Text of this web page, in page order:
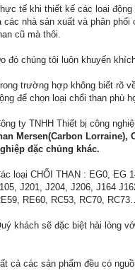
tế khi thiết kế các loại
các nhà sản xuất và phân
cũ mà thôi.
đó chúng tôi luôn khuyến
trường hợp không biết rõ
để chọn loại chổi than phù
ty TNHH Thiết bị công
Mersen(Carbon Lorraine),
đặc chủng khác.
loại CHỔI THAN : EG0, EG
J201, J204, J206, J164
RE60, RC53, RC70,
khách sẽ đặc biệt hài lòng
cả các sản phẩm đều có